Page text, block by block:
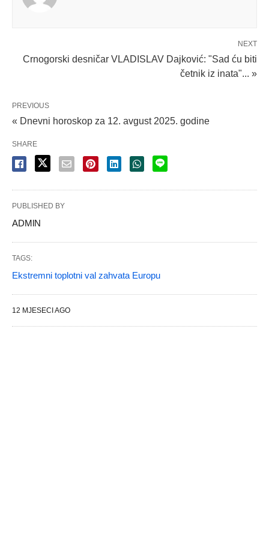
NEXT
Crnogorski desničar VLADISLAV Dajković: "Sad ću biti
četnik iz inata"... »
PREVIOUS
« Dnevni horoskop za 12. avgust 2025. godine
SHARE
PUBLISHED BY
ADMlN
TAGS:
Ekstremni toplotni val zahvata Europu
12 MJESECI AGO